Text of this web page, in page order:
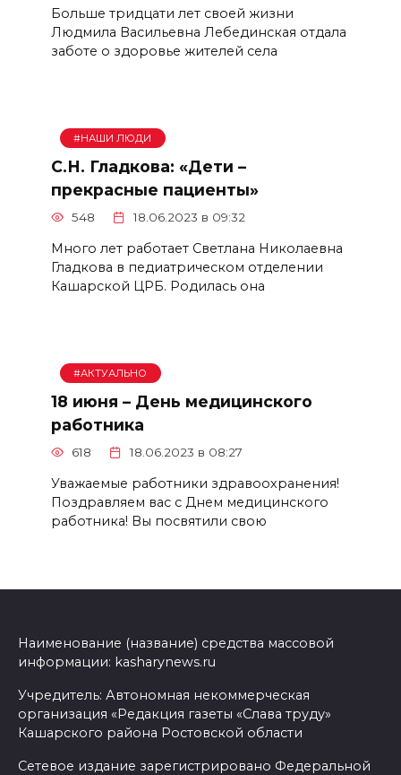
Больше тридцати лет своей жизни
Людмила Васильевна Лебединская отдала
заботе о здоровье жителей села
#НАШИ ЛЮДИ
С.Н. Гладкова: «Дети –
прекрасные пациенты»
548 18.06.2023 в 09:32
Много лет работает Светлана Николаевна
Гладкова в педиатрическом отделении
Кашарской ЦРБ. Родилась она
#АКТУАЛЬНО
18 июня – День медицинского
работника
618 18.06.2023 в 08:27
Уважаемые работники здравоохранения!
Поздравляем вас с Днем медицинского
работника! Вы посвятили свою
Наименование (название) средства массовой
информации: kasharynews.ru
Учредитель: Автономная некоммерческая
организация «Редакция газеты «Слава труду»
Кашарского района Ростовской области
Сетевое издание зарегистрировано Федеральной